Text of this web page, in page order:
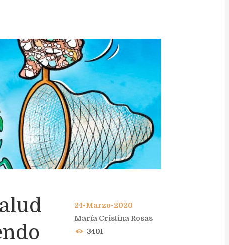
24-Marzo-2020
María Cristina Rosas
3401